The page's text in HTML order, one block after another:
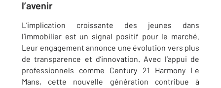
l’avenir
L’implication croissante des jeunes dans
l’immobilier est un signal positif pour le marché.
Leur engagement annonce une évolution vers plus
de transparence et d’innovation. Avec l’appui de
professionnels comme Century 21 Harmony Le
Mans, cette nouvelle génération contribue à